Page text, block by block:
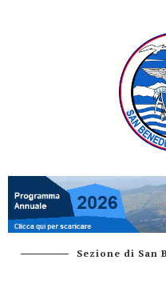
Sezione di San